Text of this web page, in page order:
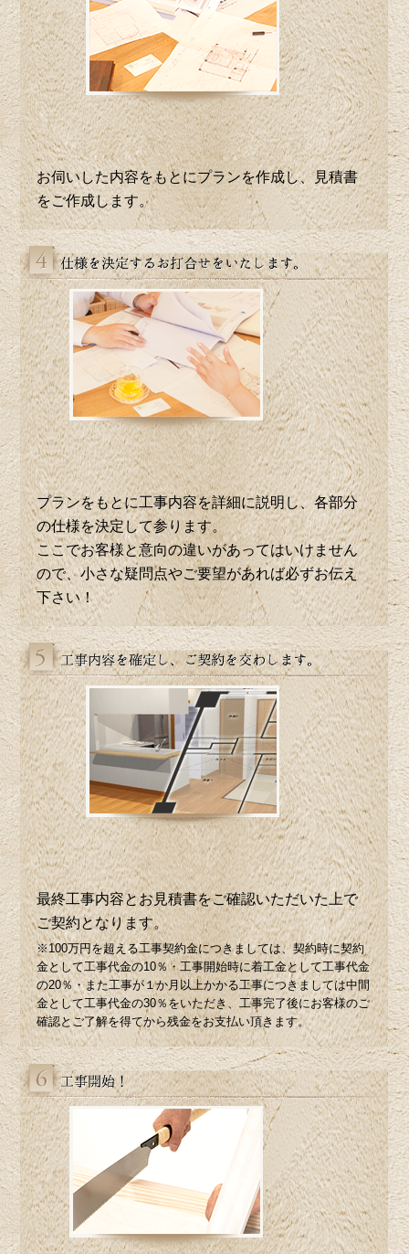
お伺いした内容をもとにプランを作成し、見積書
をご作成します。
プランをもとに工事内容を詳細に説明し、各部分
の仕様を決定して参ります。
ここでお客様と意向の違いがあってはいけません
ので、小さな疑問点やご要望があれば必ずお伝え
下さい！
最終工事内容とお見積書をご確認いただいた上で
ご契約となります。
※100万円を超える工事契約金につきましては、契約時に契約
金として工事代金の10％・工事開始時に着工金として工事代金
の20％・また工事が１か月以上かかる工事につきましては中間
金として工事代金の30％をいただき、工事完了後にお客様のご
確認とご了解を得てから残金をお支払い頂きます。